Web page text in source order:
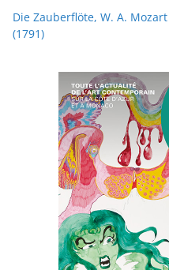
Die Zauberflöte, W. A.
(1791)